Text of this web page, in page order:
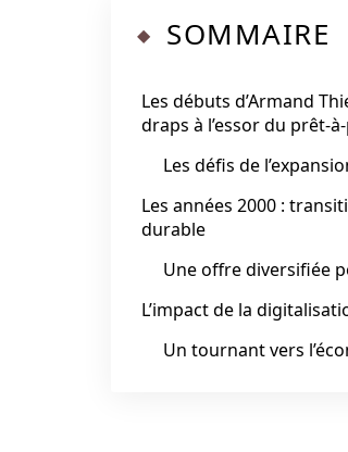
SOMMAIRE
Les débuts d’Armand
draps à l’essor du prêt-
Les défis de
Les années 2000 :
durable
Une offre diversifiée
L’impact de la
Un tournant vers